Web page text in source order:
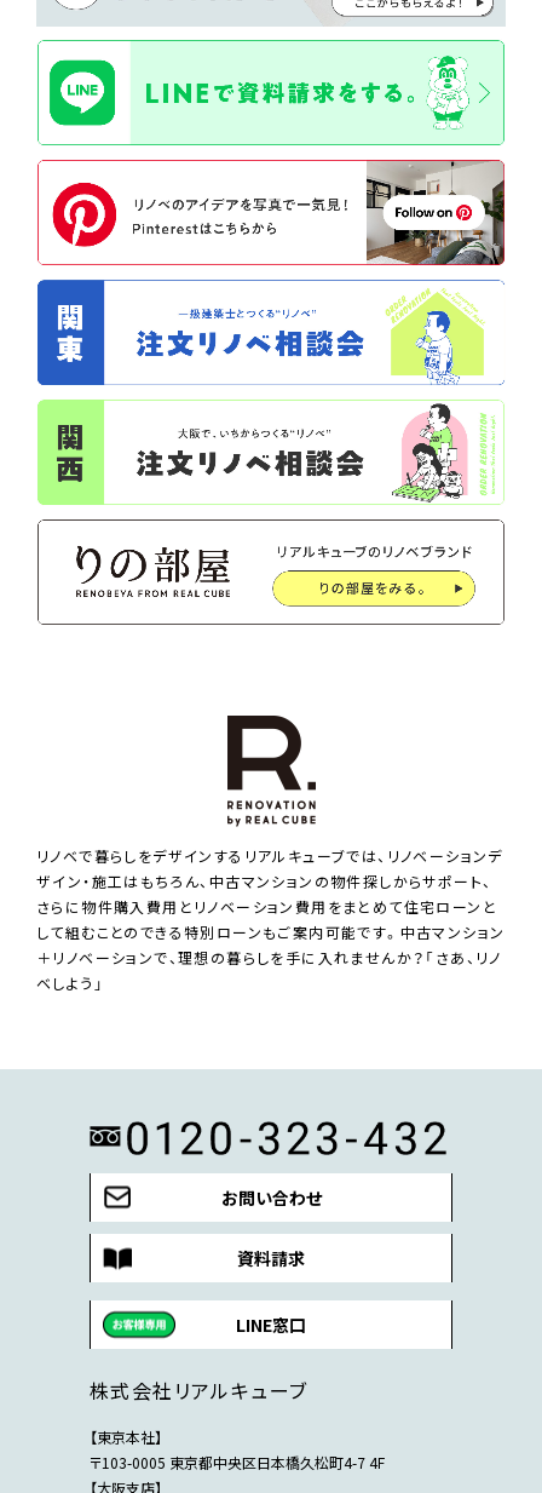
リノベで暮らしをデザインするリアルキューブでは、リノベーションデ
ザイン・施工はもちろん、中古マンションの物件探しからサポート、
さらに物件購入費用とリノベーション費用をまとめて住宅ローンと
して組むことのできる特別ローンもご案内可能です。中古マンション
＋リノベーションで、理想の暮らしを手に入れませんか？「さあ、リノ
ベしよう」
お問い合わせ
資料請求
LINE窓口
株式会社リアルキューブ
【東京本社】
〒103-0005 東京都中央区日本橋久松町4-7 4F
【大阪支店】